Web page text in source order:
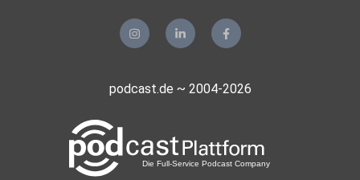
podcast.de ~ 2004-2026